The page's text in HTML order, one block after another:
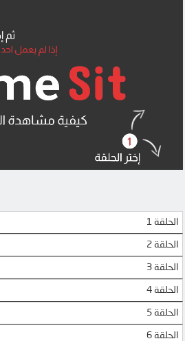
OK
الحلقة 1
الحلقة 2
الحلقة 3
الحلقة 4
الحلقة 5
الحلقة 6